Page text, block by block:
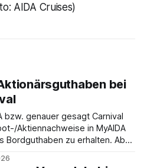
AIDA Cruises)
bei
bzw. genauer gesagt Carnival
Aktiennachweise in MyAIDA
Bordguthaben zu erhalten. Ab
zu erhalten. Bereits vor